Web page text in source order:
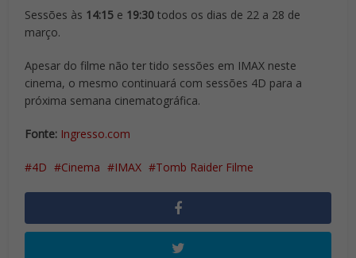
Sessões às 14:15 e 19:30 todos os dias de 22 a 28 de
março.
Apesar do filme não ter tido sessões em IMAX neste
cinema, o mesmo continuará com sessões 4D para a
próxima semana cinematográfica.
Fonte: Ingresso.com
4D Cinema IMAX Tomb Raider Filme